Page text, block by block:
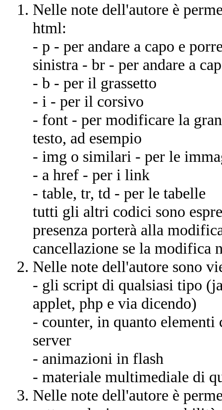
Nelle note dell'autore è
html:
- p - per andare a capo e
sinistra - br - per andare a
- b - per il grassetto
- i - per il corsivo
- font - per modificare la
testo, ad esempio
- img o similari - per le
- a href - per i link
- table, tr, td - per le tabelle
tutti gli altri codici sono
presenza porterà alla
cancellazione se la modifica
Nelle note dell'autore sono
- gli script di qualsiasi tipo
applet, php e via dicendo)
- counter, in quanto
server
- animazioni in flash
- materiale multimediale di
Nelle note dell'autore è